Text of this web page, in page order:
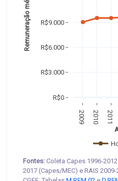
2009 2010 2011
R$0
R$3.000
R$6.000
R$9.000
Remuneração média
Fontes: Coleta Capes 1996-
2017 (Capes/MEC) e RAIS